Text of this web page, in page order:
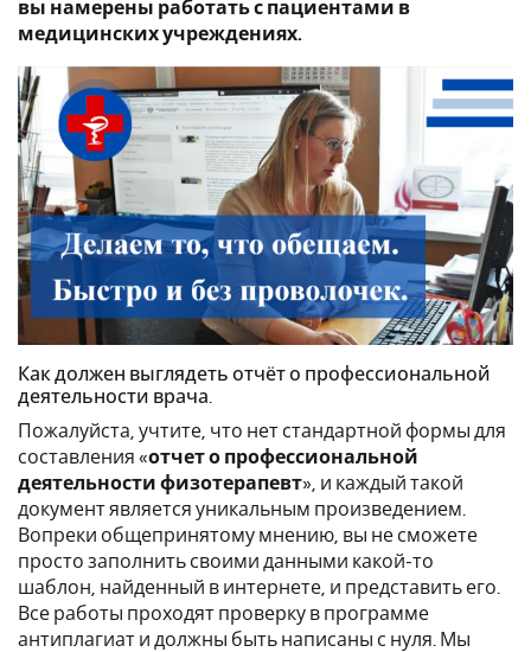
вы намерены работать с пациентами в
медицинских учреждениях.
Как должен выглядеть отчёт о профессиональной
деятельности врача.
Пожалуйста, учтите, что нет стандартной формы для
составления «отчет о профессиональной
деятельности физотерапевт», и каждый такой
документ является уникальным произведением.
Вопреки общепринятому мнению, вы не сможете
просто заполнить своими данными какой-то
шаблон, найденный в интернете, и представить его.
Все работы проходят проверку в программе
антиплагиат и должны быть написаны с нуля. Мы